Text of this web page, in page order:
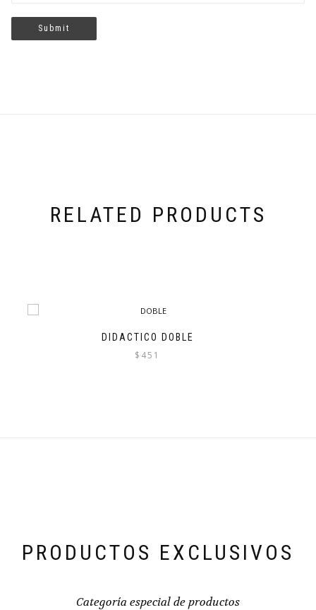
RELATED PRODUCTS
DIDACTICO DOBLE
$ 451
PRODUCTOS EXCLUSIVOS
Categoría especial de productos